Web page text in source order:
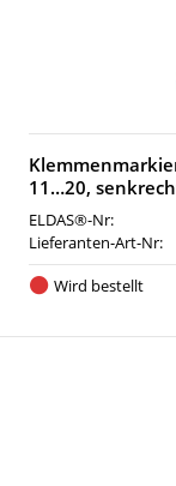
11…20,
ELDAS®-Nr:
Lieferanten-Art-Nr:
Wird bestellt